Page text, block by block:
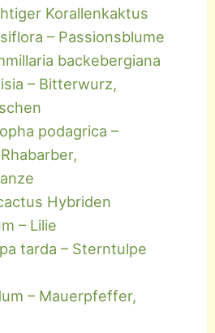
Korallenkaktus
– Passionsblume
backebergiana
– Bitterwurz,
podagrica –
Hybriden
– Lilie
tarda – Sterntulpe
– Mauerpfeffer,